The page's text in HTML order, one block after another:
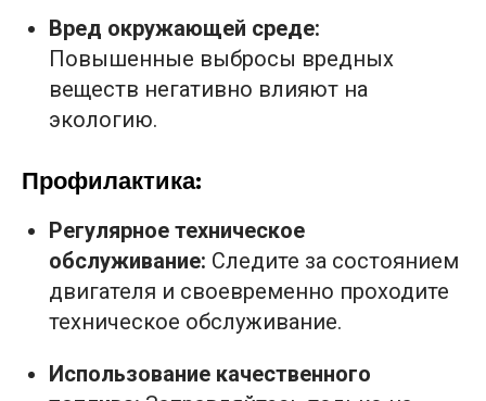
Вред окружающей среде:
Повышенные выбросы вредных
веществ негативно влияют на
экологию.
Профилактика:
Регулярное техническое
обслуживание: Следите за состоянием
двигателя и своевременно проходите
техническое обслуживание.
Использование качественного